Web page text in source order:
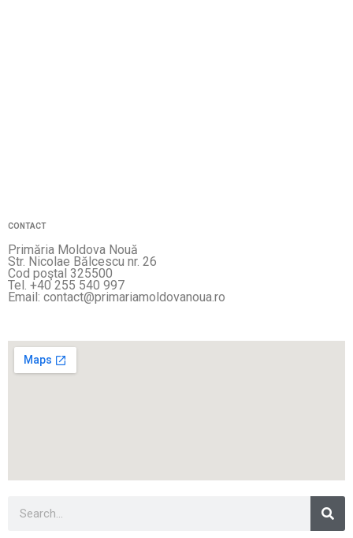
CONTACT
Primăria Moldova Nouă
Str. Nicolae Bălcescu nr. 26
Cod poştal 325500
Tel. +40 255 540 997
Email: contact@primariamoldovanoua.ro